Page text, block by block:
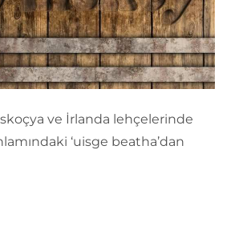
ve İrlanda lehçelerinde
‘uisge beatha’dan